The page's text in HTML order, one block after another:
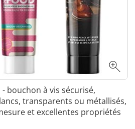
bouchon à vis sécurisé,
transparents ou métallisés,
et excellentes propriétés